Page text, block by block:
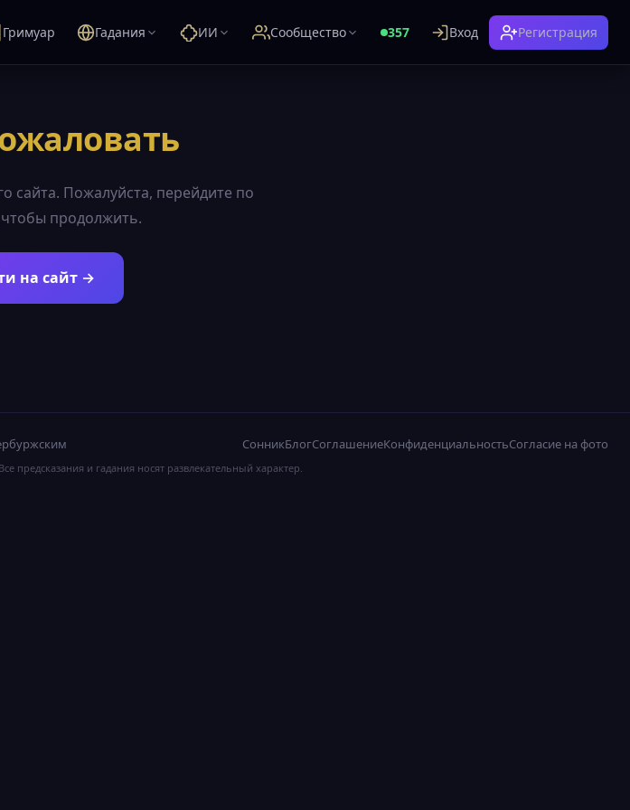
Гримуар Гадания ИИ Сообщество 357 Вход Регистрация
сайта. Пожалуйста, перейдите по
продолжить.
на сайт →
СонникБлогСоглашениеКонфиденциальностьСогласие на фото
предсказания и гадания носят развлекательный характер.